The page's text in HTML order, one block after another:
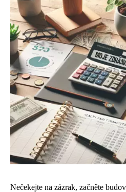
Nečekejte na zázrak, začněte